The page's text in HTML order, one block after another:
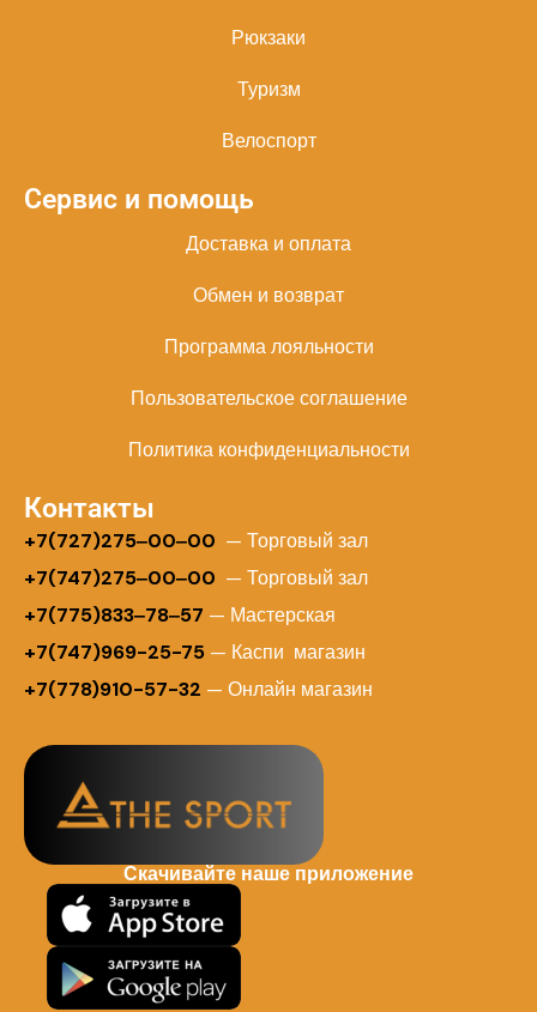
Рюкзаки
Туризм
Велоспорт
Сервис и помощь
Доставка и оплата
Обмен и возврат
Программа лояльности
Пользовательское соглашение
Политика конфиденциальности
Контакты
+7(727)275‒00‒00 — Торговый зал
+7(747)275‒00‒00 — Торговый зал
+7(775)833‒78‒57 — Мастерская
+7(747)969-25-75 — Каспи магазин
+7(778)910-57-32 — Онлайн магазин
Скачивайте наше приложение